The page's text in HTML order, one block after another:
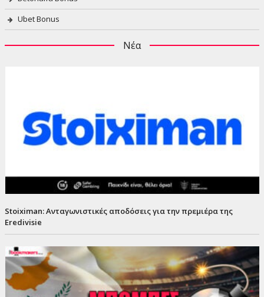
Ubet Bonus
Νέα
Stoiximan: Ανταγωνιστικές αποδόσεις για την πρεμιέρα της
Eredivisie